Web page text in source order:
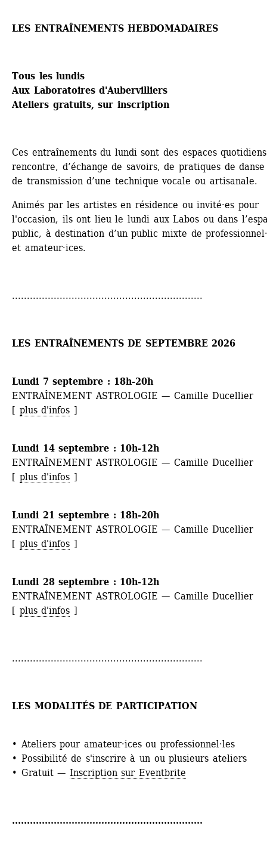
LES ENTRAÎNEMENTS HEBDOMADAIRES
Tous les lundis
Aux Laboratoires d'Aubervilliers
Ateliers gratuits, sur inscription
Ces entraînements du lundi sont des espaces
rencontre, ​d’échange de savoirs, de pratiques de
de transmission d’une technique vocale ou artisanale.
Animés par les artistes en résidence ou invité·es pour
l'occasion, ils ont lieu le lundi aux Labos ou dans
public, à destination d’un public mixte de
et amateur·ices.
................................................................
LES ENTRAÎNEMENTS DE SEPTEMBRE 2026
Lundi 7 septembre : 18h-20h
ENTRAÎNEMENT ASTROLOGIE — Camille Ducellier
[ plus d'infos ]
Lundi 14 septembre : 10h-12h
ENTRAÎNEMENT ASTROLOGIE — Camille Ducellier
[ plus d'infos ]
Lundi 21 septembre : 18h-20h
ENTRAÎNEMENT ASTROLOGIE — Camille Ducellier
[ plus d'infos ]
Lundi 28 septembre : 10h-12h
ENTRAÎNEMENT ASTROLOGIE — Camille Ducellier
[ plus d'infos ]
................................................................
LES MODALITÉS DE PARTICIPATION
• Ateliers pour amateur·ices ou professionnel·les
• Possibilité de s'inscrire à un ou plusieurs ateliers
• Gratuit — Inscription sur Eventbrite
................................................................